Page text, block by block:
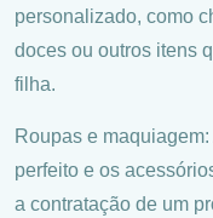
personalizado, como
doces ou outros itens
filha.
Roupas e
perfeito e os
a contratação de um